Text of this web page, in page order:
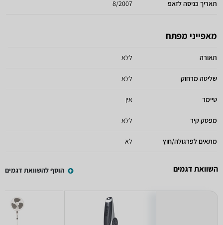
תאריך כניסה לזאפ 8/2007
מאפייני מפתח
תאורה ללא
שליטה מרחוק ללא
טיימר אין
מפסק קיר ללא
מתאים לפרגולה/חוץ לא
השוואת דגמים הוסף להשוואת דגמים